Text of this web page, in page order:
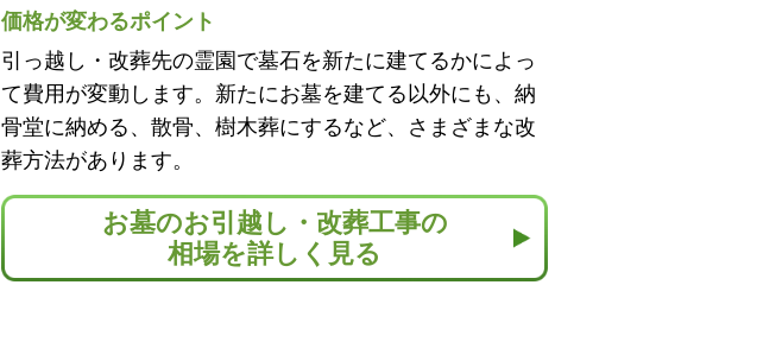
価格が変わるポイント
引っ越し・改葬先の霊園で墓石を新たに建てるかによっ
て費用が変動します。新たにお墓を建てる以外にも、納
骨堂に納める、散骨、樹木葬にするなど、さまざまな改
葬方法があります。
お墓のお引越し・改葬工事の
相場を詳しく見る